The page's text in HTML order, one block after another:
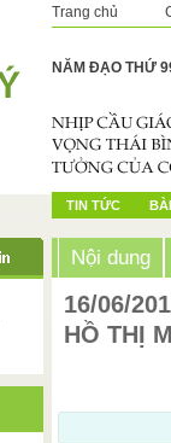
Trang chủ
NĂM ĐẠO THỨ
TIN TỨC
Nội dung
16/06/
HỒ THỊ